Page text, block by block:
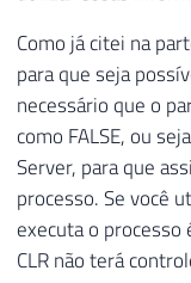
26
27
28
31
32
33
34
}
string
string
using
{
Como já citei na
para que seja
necessário que o
como FALSE, ou
Server, para que
processo. Se você
executa o
CLR não terá